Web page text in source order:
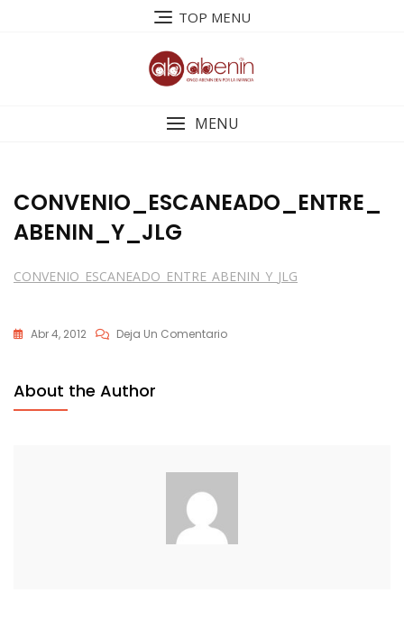
TOP MENU
MENU
CONVENIO_ESCANEADO_ENTRE_
ABENIN_Y_JLG
CONVENIO_ESCANEADO_ENTRE_ABENIN_Y_JLG
Abr 4, 2012 Deja Un ComentarioEn
About the Author